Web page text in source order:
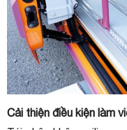
Cải thiện điều kiện làm